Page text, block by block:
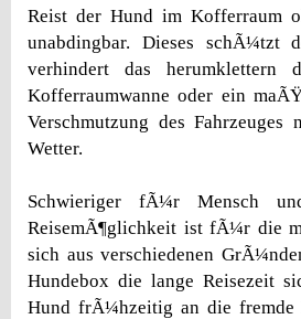
Reist der Hund im Kofferraum
unabdingbar. Dieses
verhindert das herumklettern
Kofferraumwanne oder ein
Verschmutzung des
Wetter.
Schwieriger fÃ¼r Mensch
ReisemÃ¶glichkeit ist fÃ¼r die
sich aus verschiedenen
Hundebox die lange Reisezeit
Hund frÃ¼hzeitig an die fremde